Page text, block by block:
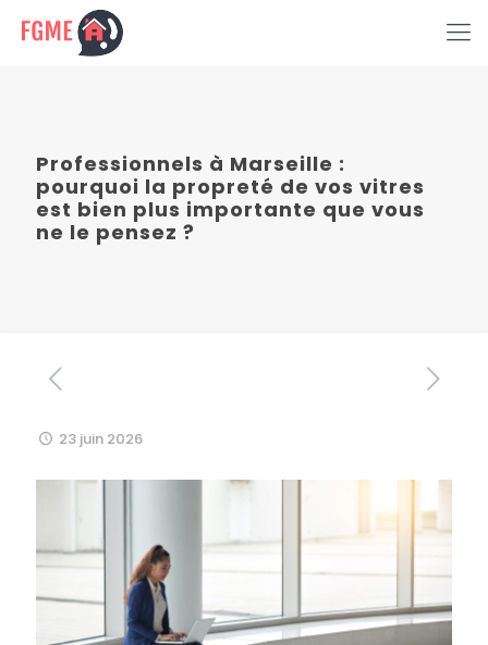
Professionnels à Marseille :
pourquoi la propreté de vos vitres
est bien plus importante que vous
ne le pensez ?
23 juin 2026